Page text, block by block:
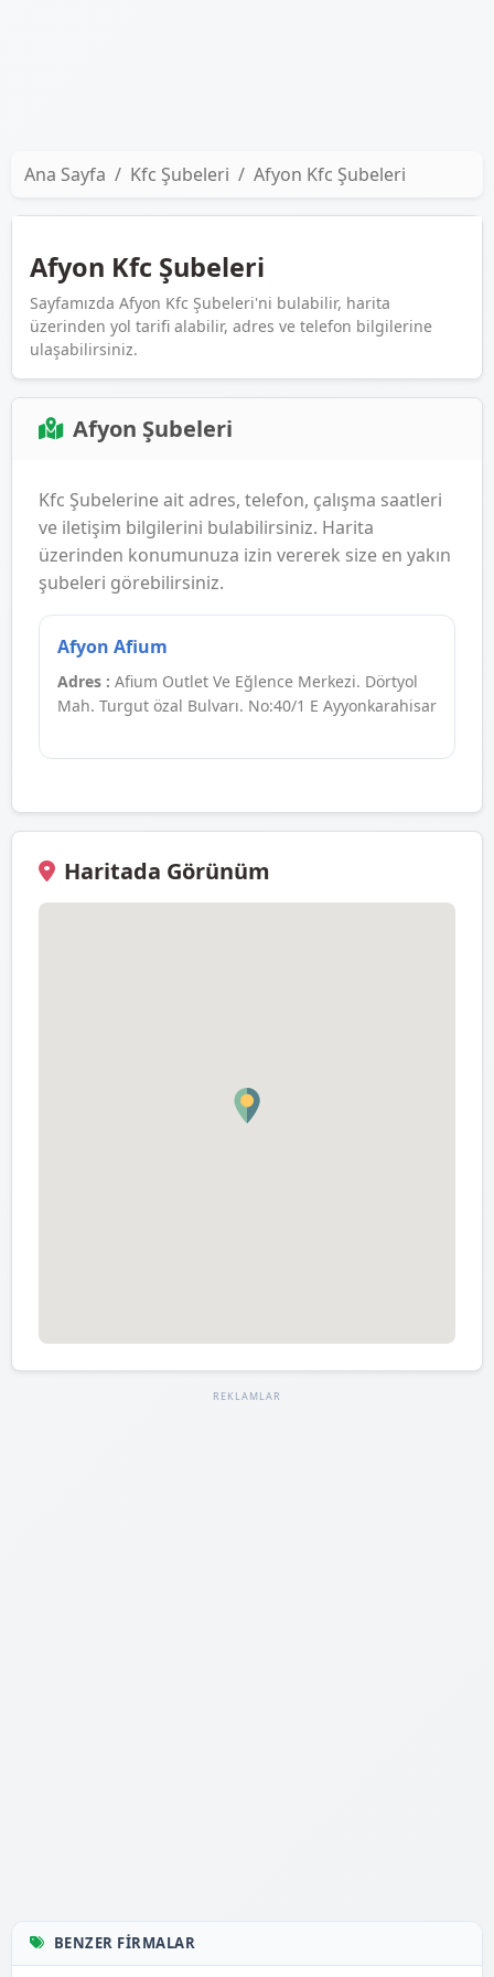
Ana Sayfa Kfc Şubeleri Afyon Kfc Şubeleri
Afyon Kfc Şubeleri
Sayfamızda Afyon Kfc Şubeleri'ni bulabilir, harita
üzerinden yol tarifi alabilir, adres ve telefon bilgilerine
ulaşabilirsiniz.
Afyon Şubeleri
Kfc Şubelerine ait adres, telefon, çalışma saatleri
ve iletişim bilgilerini bulabilirsiniz. Harita
üzerinden konumunuza izin vererek size en yakın
şubeleri görebilirsiniz.
Afyon Afium
Adres : Afium Outlet Ve Eğlence Merkezi. Dörtyol
Mah. Turgut özal Bulvarı. No:40/1 E Ayyonkarahisar
Haritada Görünüm
REKLAMLAR
BENZER FIRMALAR